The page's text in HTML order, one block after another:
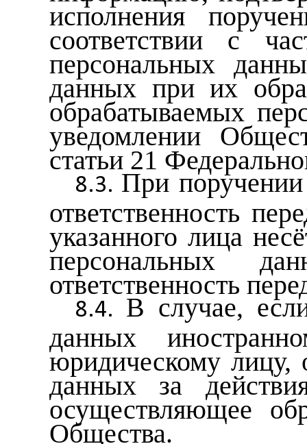
исполнения
соответствии с
персональных
данных при их
обрабатываемых
уведомлении
статьи 21
При
ответственность
указанного лица
персональных
ответственность
В случае,
данных
юридическому лицу,
данных за
осуществляющее
Общества.